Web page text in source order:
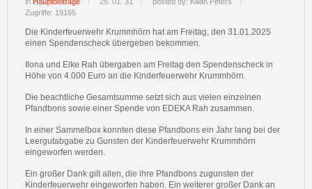
Zugriffe: 19165
Die Kinderfeuerwehr Krummhörn hat am Freitag, den 31.01.2025
einen Spendenscheck übergeben bekommen.
Ilona und Eike Rah übergaben am Freitag den Spendenscheck in
Höhe von 4.000 Euro an die Kinderfeuerwehr Krummhörn.
Die beachtliche Gesamtsumme setzt sich aus vielen einzelnen
Pfandbons sowie einer Spende von EDEKA Rah zusammen.
In einer Sammelbox konnten diese Pfandbons ein Jahr lang bei der
Leergutabgabe zu Gunsten der Kinderfeuerwehr Krummhörn
eingeworfen werden.
Ein großer Dank gilt allen, die ihre Pfandbons zugunsten der
Kinderfeuerwehr eingeworfen haben. Ein weiterer großer Dank an